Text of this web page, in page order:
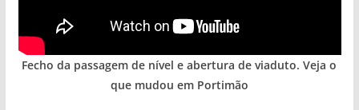
Fecho da passagem de nível e abertura de viaduto. Veja o
que mudou em Portimão